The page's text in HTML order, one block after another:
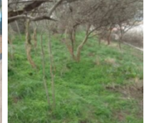
TAREAS DE MANTENIMIENTO
Y MEJORAMIENTO EN
ESPACIOS PÚBLICOS